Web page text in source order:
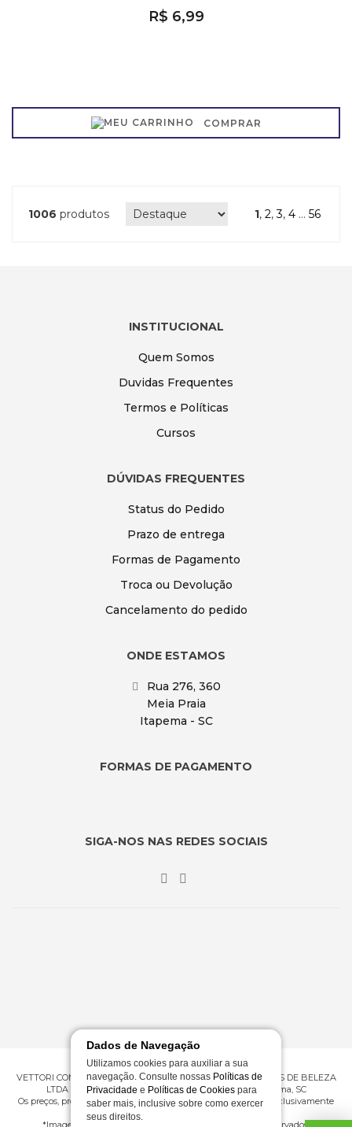
R$ 6,99
COMPRAR
1006 produtos 1,2,3,4 ...56
INSTITUCIONAL
Quem Somos
Duvidas Frequentes
Termos e Políticas
Cursos
DÚVIDAS FREQUENTES
Status do Pedido
Prazo de entrega
Formas de Pagamento
Troca ou Devolução
Cancelamento do pedido
ONDE ESTAMOS
Rua 276, 360
Meia Praia
Itapema - SC
FORMAS DE PAGAMENTO
SIGA-NOS NAS REDES SOCIAIS
VETTORI COMERCIO ATACADISTA E VAREJISTA DE PRODUTOS DE BELEZA
LTDA ME | CNPJ 09.430.602/0001-53 | Rua 276, 360 - Itapema, SC
Os preços, promoções e condições de pagamento são válidos exclusivamente
para compras efetuadas em nossa loja virtual.
*Imagens meramente ilustrativas | © Todos os direitos reservados.
Dados de Navegação
Utilizamos cookies para auxiliar a sua
navegação. Consulte nossas Políticas de
Privacidade e Políticas de Cookiespara
saber mais, inclusive sobre como exercer
seus direitos.